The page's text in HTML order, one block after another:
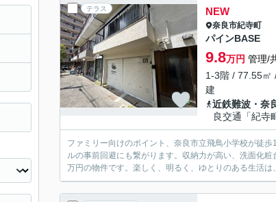
テラス NEW
奈良市紀寺町
パインBASE
9.8万円 管理/
1-3階 / 77.55㎡
建
近鉄難波・奈
良交通「紀寺
ファミリー向けのポイント、奈良市立飛鳥小学校が徒
ルの事前回避にも繋がります。収納力が高い、洗面化
万円の物件です。楽しく、明るく、ゆとりのある生活